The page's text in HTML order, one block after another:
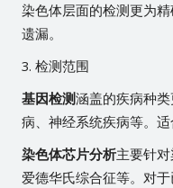
染色体层面的检测更为
遗漏。
3. 检测范围
基因检测涵盖的疾病种
病、神经系统疾病等。适
染色体芯片分析主要针对
爱德华氏综合征等。对